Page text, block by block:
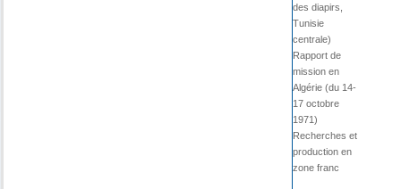
des diapirs,
Tunisie
centrale)
Rapport de
mission en
Algérie (du 14-
17 octobre
1971)
Recherches et
production en
zone franc